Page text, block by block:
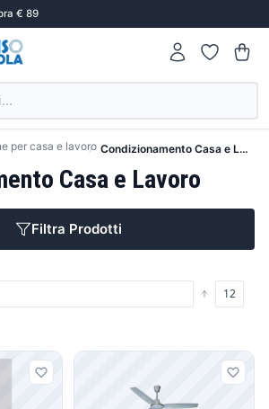
€ 89
per casa e lavoro Condizionamento Casa e Lavoro
Casa e Lavoro
Filtra Prodotti